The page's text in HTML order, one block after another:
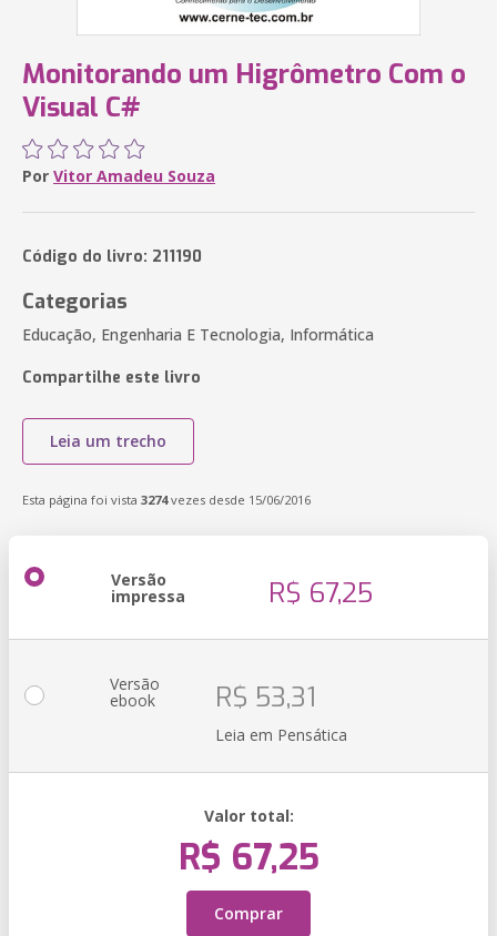
Monitorando um Higrômetro Com o
Visual C#
Por Vitor Amadeu Souza
Código do livro: 211190
Categorias
Educação, Engenharia E Tecnologia, Informática
Compartilhe este livro
Leia um trecho
Esta página foi vista 3274vezes desde 15/06/2016
Versão
impressa R$ 67,25
Versão
ebook R$ 53,31
Leia em Pensática
Valor total:
R$ 67,25
Comprar